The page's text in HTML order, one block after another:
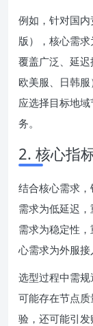
例如，针对国
版），核心需
覆盖广泛、延
欧美服、日韩
应选择目标地
务。
2. 核心指
结合核心需求
需求为低延迟
需求为稳定性
心需求为外服接
选型过程中需规
可能存在节点
验，还可能引